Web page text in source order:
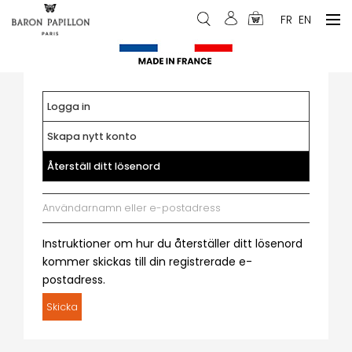
till
Menu
du
l'utilisateur
FR EN
Primära
flikar
Logga in
Skapa nytt konto
Återställ ditt lösenord
flik)
E-
post
Instruktioner om hur du återställer ditt lösenord
kommer skickas till din registrerade e-
postadress.
Skicka